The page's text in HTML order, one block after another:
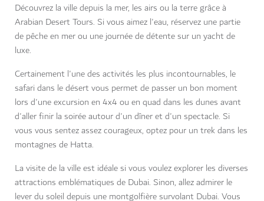
Découvrez la ville depuis la mer, les airs ou la terre grâce à
Arabian Desert Tours. Si vous aimez l'eau, réservez une partie
de pêche en mer ou une journée de détente sur un yacht de
luxe.
Certainement l'une des activités les plus incontournables, le
safari dans le désert vous permet de passer un bon moment
lors d'une excursion en 4x4 ou en quad dans les dunes avant
d'aller finir la soirée autour d'un dîner et d'un spectacle. Si
vous vous sentez assez courageux, optez pour un trek dans les
montagnes de Hatta.
La visite de la ville est idéale si vous voulez explorer les diverses
attractions emblématiques de Dubai. Sinon, allez admirer le
lever du soleil depuis une montgolfière survolant Dubai. Vous